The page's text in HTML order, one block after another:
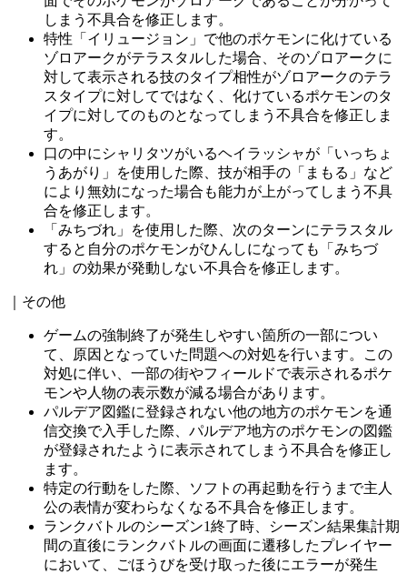
しまう不具合を修正します。
特性「イリュージョン」で他のポケモンに化けている
ゾロアークがテラスタルした場合、そのゾロアークに
対して表示される技のタイプ相性がゾロアークのテラ
スタイプに対してではなく、化けているポケモンのタ
イプに対してのものとなってしまう不具合を修正しま
す。
口の中にシャリタツがいるヘイラッシャが「いっちょ
うあがり」を使用した際、技が相手の「まもる」など
により無効になった場合も能力が上がってしまう不具
合を修正します。
「みちづれ」を使用した際、次のターンにテラスタル
すると自分のポケモンがひんしになっても「みちづ
れ」の効果が発動しない不具合を修正します。
｜その他
ゲームの強制終了が発生しやすい箇所の一部につい
て、原因となっていた問題への対処を行います。この
対処に伴い、一部の街やフィールドで表示されるポケ
モンや人物の表示数が減る場合があります。
パルデア図鑑に登録されない他の地方のポケモンを通
信交換で入手した際、パルデア地方のポケモンの図鑑
が登録されたように表示されてしまう不具合を修正し
ます。
特定の行動をした際、ソフトの再起動を行うまで主人
公の表情が変わらなくなる不具合を修正します。
ランクバトルのシーズン1終了時、シーズン結果集計期
間の直後にランクバトルの画面に遷移したプレイヤー
において、ごほうびを受け取った後にエラーが発生